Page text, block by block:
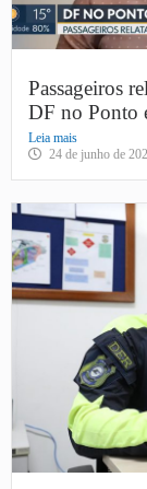
Passageiros
DF no Ponto
Leia mais
24 de junho de